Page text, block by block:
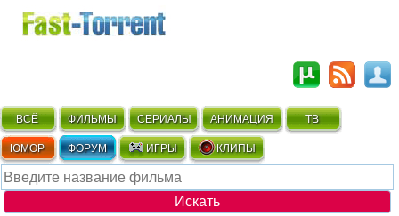
ВСЁ ФИЛЬМЫ СЕРИАЛЫ АНИМАЦИЯ ТВ
ЮМОР ФОРУМ ИГРЫ КЛИПЫ